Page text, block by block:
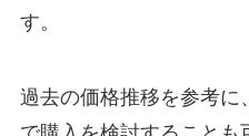
す。
過去の価格推移を参考に